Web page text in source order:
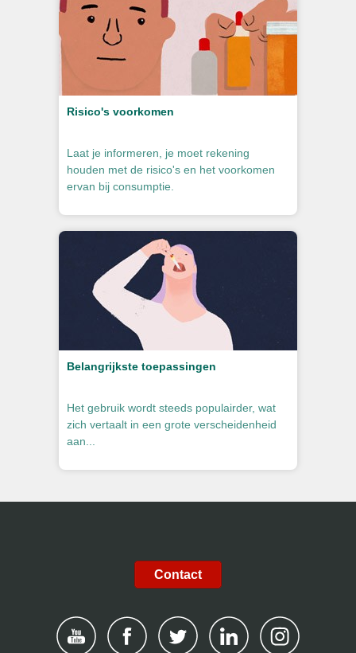
Risico's voorkomen
Laat je informeren, je moet rekening
houden met de risico's en het voorkomen
ervan bij consumptie.
Belangrijkste toepassingen
Het gebruik wordt steeds populairder, wat
zich vertaalt in een grote verscheidenheid
aan...
Contact